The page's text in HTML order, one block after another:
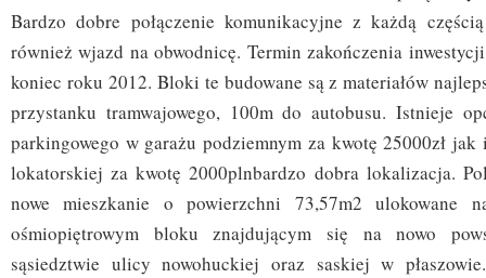
Bardzo dobre połączenie komunikacyjne z każdą
również wjazd na obwodnicę. Termin zakończenia
koniec roku 2012. Bloki te budowane są z materiałów
przystanku tramwajowego, 100m do autobusu. Istnieje
parkingowego w garażu podziemnym za kwotę 25000zł
lokatorskiej za kwotę 2000plnbardzo dobra lokalizacja.
nowe mieszkanie o powierzchni 73,57m2 ulokowane
ośmiopiętrowym bloku znajdującym się na nowo
sąsiedztwie ulicy nowohuckiej oraz saskiej w